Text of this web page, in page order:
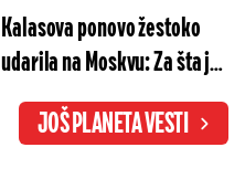
Kalasova ponovo žestoko
udarila na Moskvu: Za šta je
dala odrešene ruke
Ukrajini?
JOŠ PLANETA VESTI